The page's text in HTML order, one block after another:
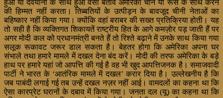
हुआ या देवयानी के साथ हुआ वैसा बर्ताव अमेरिका चीन या रूस के साथ करने
की हिम्मत नहीं करता। तिब्बतियों के उत्पीड़न के बावजूद चीनी नेताओं का
बहिष्कार नहीं किया गया। क्योंकि वहां बराबर की सख्त प्रतिक्रिया होती। यह
तो सही है कि व्यक्तिगत शिकायतें राष्ट्रीय हित के आगे कमज़ोर पड़ जाती हैं पर
अगर मोदी कल को प्रधानमंत्री बनते हैं तो रिश्ते बढ़ाने में उनके साथ किया गया
सलूक रूकावट जरूर डाल सकता है। बेहतर होगा कि अमेरिका अपना घर
संभाले तथा हमारे मामले में दखल देना बंद करें। मोदी की तरफ अमेरिका के बड़े
हाथ पर हमारे यहां जो आपत्ति की गई है वह भी खुद आपत्तिजनक है। समाजवादी
पार्टी ने भारत के ‘आतंरिक मामले में दखल’ करार दिया है। उल्लेखनीय है कि
जब पाबंदी लगाई गई तब उन्हें दखल नज़र नहीं आई। वामदलों का कहना था कि
ऐसा कारप्रेट घरानों के दबाव में किया गया। जनता दल (यू) का कहना था कि